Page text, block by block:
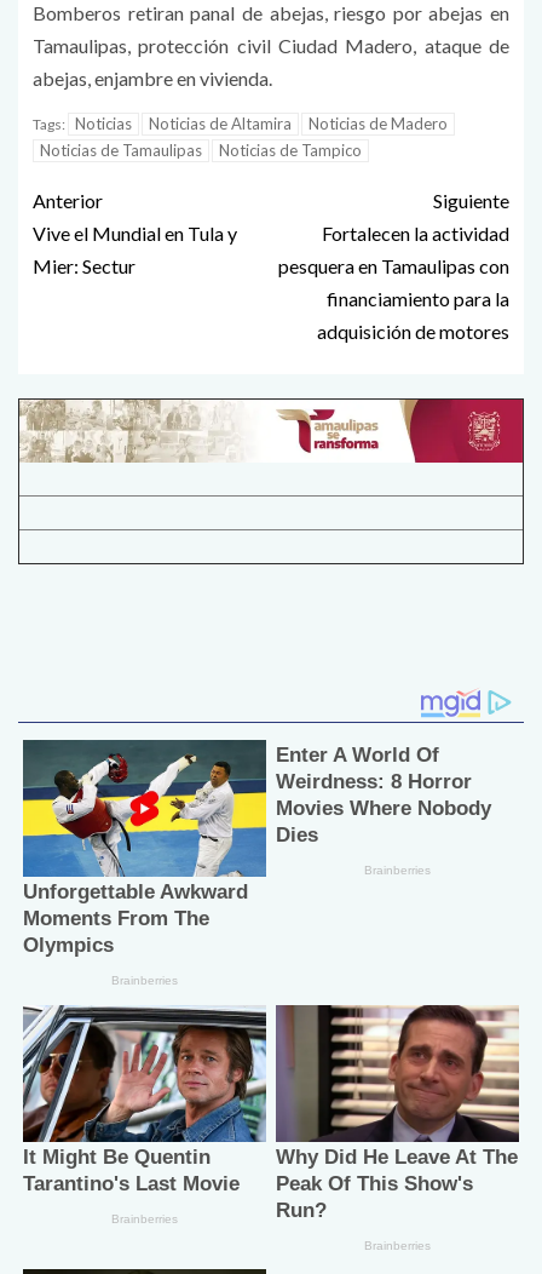
Bomberos retiran panal de abejas, riesgo por abejas en
Tamaulipas, protección civil Ciudad Madero, ataque de
abejas, enjambre en vivienda.
Tags: Noticias Noticias de Altamira
Noticias de Madero
Noticias de Tamaulipas
Noticias de Tampico
Anterior
Vive el Mundial en Tula y
Mier: Sectur
Siguiente
Fortalecen la actividad
pesquera en Tamaulipas con
financiamiento para la
adquisición de motores